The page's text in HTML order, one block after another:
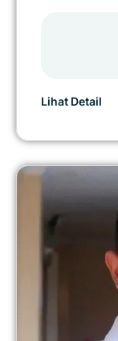
Lihat Detail